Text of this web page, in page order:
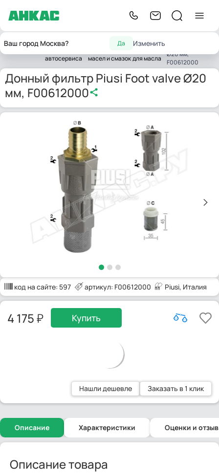
Ваш город Москва? Да Изменить
Главная
Оборудование
автосервиса
Оборудование
масел и смазок
Фильтры и
для масла
Ø20 мм,
F00612000
Донный фильтр Piusi Foot valve Ø20
мм, F00612000
код на сайте: 597 артикул: F00612000 Piusi, Италия
4 175 Купить
Нашли дешевле Заказать в 1 клик
Описание Характеристики Оценки и
Описание товара